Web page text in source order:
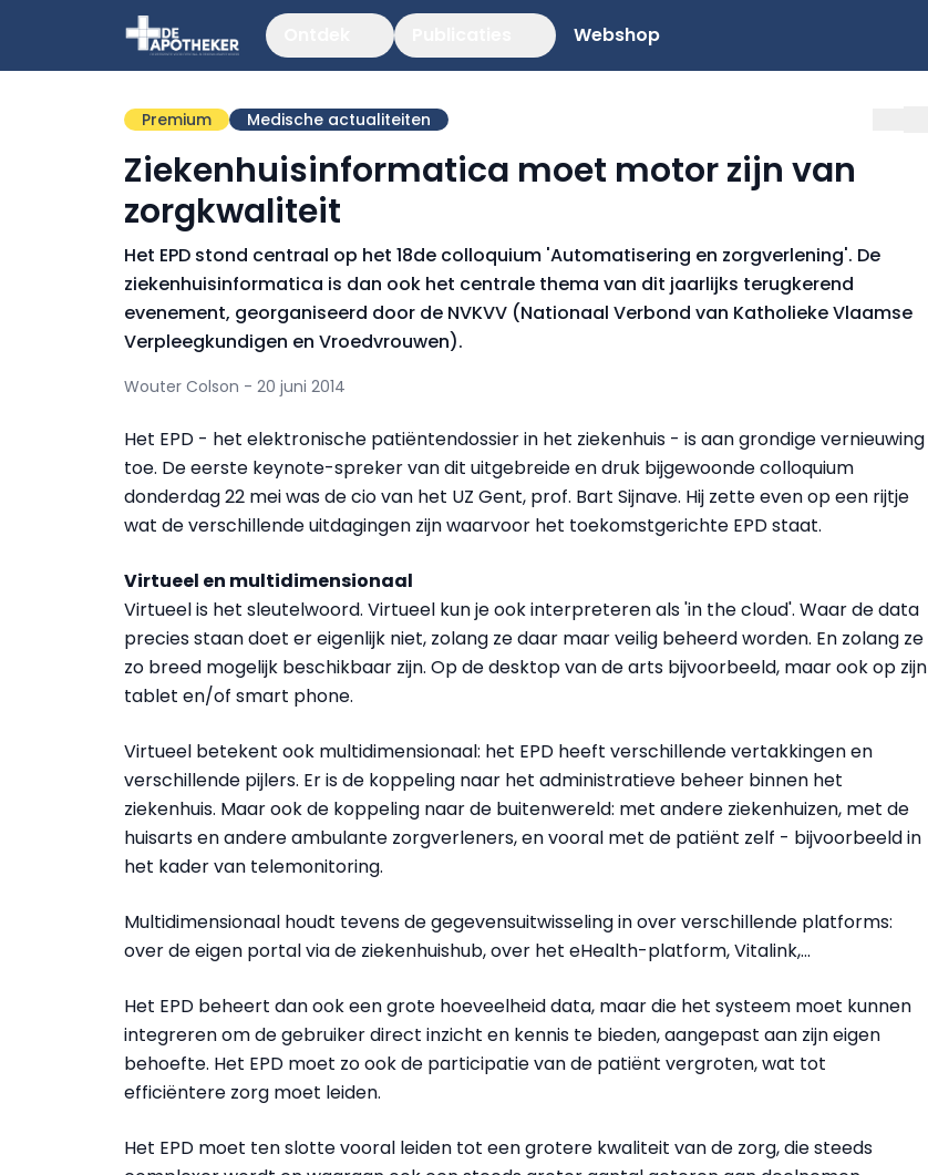
Webshop
Premium Medische actualiteiten
Ziekenhuisinformatica moet motor zijn van
zorgkwaliteit
Het EPD stond centraal op het 18de colloquium 'Automatisering en zorgverlening'. De
ziekenhuisinformatica is dan ook het centrale thema van dit jaarlijks terugkerend
evenement, georganiseerd door de NVKVV (Nationaal Verbond van Katholieke Vlaamse
Verpleegkundigen en Vroedvrouwen).
Wouter Colson - 20 juni 2014
Het EPD - het elektronische patiëntendossier in het ziekenhuis - is aan grondige vernieuwing
toe. De eerste keynote-spreker van dit uitgebreide en druk bijgewoonde colloquium
donderdag 22 mei was de cio van het UZ Gent, prof. Bart Sijnave. Hij zette even op een rijtje
wat de verschillende uitdagingen zijn waarvoor het toekomstgerichte EPD staat.
Virtueel en multidimensionaal
Virtueel is het sleutelwoord. Virtueel kun je ook interpreteren als 'in the cloud'. Waar de data
precies staan doet er eigenlijk niet, zolang ze daar maar veilig beheerd worden. En zolang ze
zo breed mogelijk beschikbaar zijn. Op de desktop van de arts bijvoorbeeld, maar ook op zijn
tablet en/of smart phone.
Virtueel betekent ook multidimensionaal: het EPD heeft verschillende vertakkingen en
verschillende pijlers. Er is de koppeling naar het administratieve beheer binnen het
ziekenhuis. Maar ook de koppeling naar de buitenwereld: met andere ziekenhuizen, met de
huisarts en andere ambulante zorgverleners, en vooral met de patiënt zelf - bijvoorbeeld in
het kader van telemonitoring.
Multidimensionaal houdt tevens de gegevensuitwisseling in over verschillende platforms:
over de eigen portal via de ziekenhuishub, over het eHealth-platform, Vitalink,...
Het EPD beheert dan ook een grote hoeveelheid data, maar die het systeem moet kunnen
integreren om de gebruiker direct inzicht en kennis te bieden, aangepast aan zijn eigen
behoefte. Het EPD moet zo ook de participatie van de patiënt vergroten, wat tot
efficiëntere zorg moet leiden.
Het EPD moet ten slotte vooral leiden tot een grotere kwaliteit van de zorg, die steeds